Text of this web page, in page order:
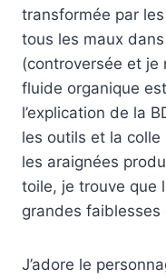
transformée par
tous les maux
(controversée et je
fluide organique
l’explication de la
les outils et la colle
les araignées
toile, je trouve que
grandes
J’adore le